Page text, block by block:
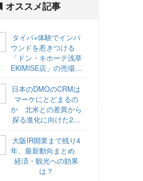
オススメ記事
タイパ×体験でインバ
ウンドを惹きつける
「ドン・キホーテ浅草
EKIMISE店」の売場づ
日本のDMOのCRMは
マーケにとどまるの
か 北米との差異から
探る進化に向けた2ス
海外DMOのリアル
vol.6】
大阪IR開業まで残り4
年、最新動向まとめ
経済・観光への効果
は？